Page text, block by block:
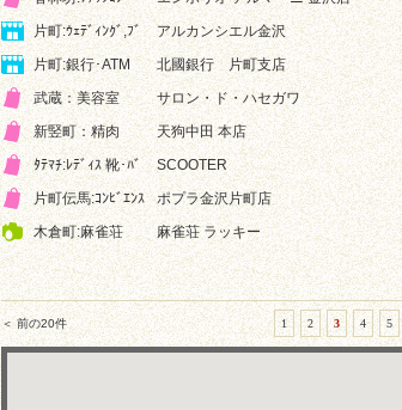
片町:ｳｪﾃﾞｨﾝｸﾞ,ﾌﾞ
アルカンシエル金沢
片町:銀行･ATM
北國銀行 片町支店
武蔵：美容室
サロン・ド・ハセガワ
新竪町：精肉
天狗中田 本店
ﾀﾃﾏﾁ:ﾚﾃﾞｨｽ 靴･ﾊﾞ
SCOOTER
片町伝馬:ｺﾝﾋﾞｴﾝｽ
ポプラ金沢片町店
木倉町:麻雀荘
麻雀荘 ラッキー
＜ 前の20件 1 2 3 4 5